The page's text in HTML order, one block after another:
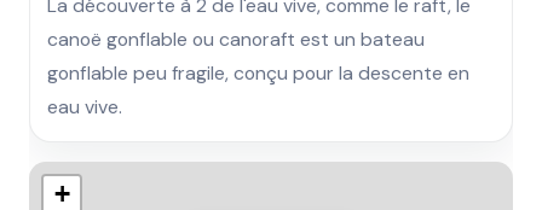
La découverte à 2 de l'eau vive, comme le raft, le
canoë gonflable ou canoraft est un bateau
gonflable peu fragile, conçu pour la descente en
eau vive.
+